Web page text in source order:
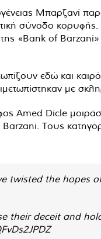
Μπαρζανί
σύνοδο
«Bank of
εδώ και
με
Amed Dicle
Barzani. Τους
twisted the hopes
their deceit and